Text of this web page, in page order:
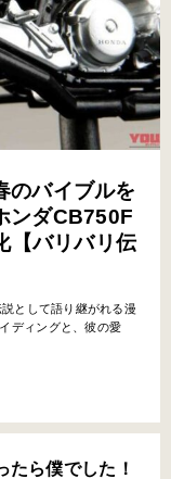
のバイブルを
ンダCB750F
【バリバリ伝
として語り継がれる漫
ディングと、彼の愛
たら僕でした！